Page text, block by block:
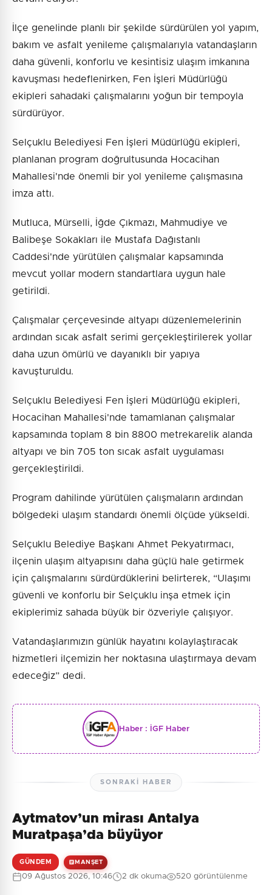
İlçe genelinde planlı bir şekilde sürdürülen yol yapım,
bakım ve asfalt yenileme çalışmalarıyla vatandaşların
daha güvenli, konforlu ve kesintisiz ulaşım imkanına
kavuşması hedeflenirken, Fen İşleri Müdürlüğü
ekipleri sahadaki çalışmalarını yoğun bir tempoyla
sürdürüyor.
Selçuklu Belediyesi Fen İşleri Müdürlüğü ekipleri,
planlanan program doğrultusunda Hocacihan
Mahallesi'nde önemli bir yol yenileme çalışmasına
imza attı.
Mutluca, Mürselli, İğde Çıkmazı, Mahmudiye ve
Balibeşe Sokakları ile Mustafa Dağıstanlı
Caddesi'nde yürütülen çalışmalar kapsamında
mevcut yollar modern standartlara uygun hale
getirildi.
Çalışmalar çerçevesinde altyapı düzenlemelerinin
ardından sıcak asfalt serimi gerçekleştirilerek yollar
daha uzun ömürlü ve dayanıklı bir yapıya
kavuşturuldu.
Selçuklu Belediyesi Fen İşleri Müdürlüğü ekipleri,
Hocacihan Mahallesi'nde tamamlanan çalışmalar
kapsamında toplam 8 bin 8800 metrekarelik alanda
altyapı ve bin 705 ton sıcak asfalt uygulaması
gerçekleştirildi.
Program dahilinde yürütülen çalışmaların ardından
bölgedeki ulaşım standardı önemli ölçüde yükseldi.
Selçuklu Belediye Başkanı Ahmet Pekyatırmacı,
ilçenin ulaşım altyapısını daha güçlü hale getirmek
için çalışmalarını sürdürdüklerini belirterek, “Ulaşımı
güvenli ve konforlu bir Selçuklu inşa etmek için
ekiplerimiz sahada büyük bir özveriyle çalışıyor.
Vatandaşlarımızın günlük hayatını kolaylaştıracak
hizmetleri ilçemizin her noktasına ulaştırmaya devam
edeceğiz” dedi.
Haber : İGF Haber
SONRAKI HABER
Aytmatov’un mirası Antalya
Muratpaşa’da büyüyor
GÜNDEM MANŞET
09 Ağustos 2026, 10:46 2 dk okuma 520 görüntülenme